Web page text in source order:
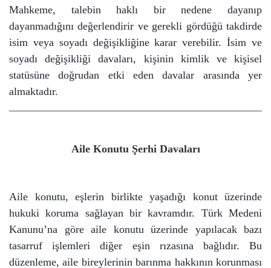
Mahkeme, talebin haklı bir nedene dayanıp
dayanmadığını değerlendirir ve gerekli gördüğü takdirde
isim veya soyadı değişikliğine karar verebilir.İsim ve
soyadı değişikliği davaları, kişinin kimlik ve kişisel
statüsüne doğrudan etki eden davalar arasında yer
almaktadır.
Aile Konutu Şerhi Davaları
Aile konutu, eşlerin birlikte yaşadığı konut üzerinde
hukuki koruma sağlayan bir kavramdır. Türk Medeni
Kanunu’na göre aile konutu üzerinde yapılacak bazı
tasarruf işlemleri diğer eşin rızasına bağlıdır. Bu
düzenleme, aile bireylerinin barınma hakkının korunması